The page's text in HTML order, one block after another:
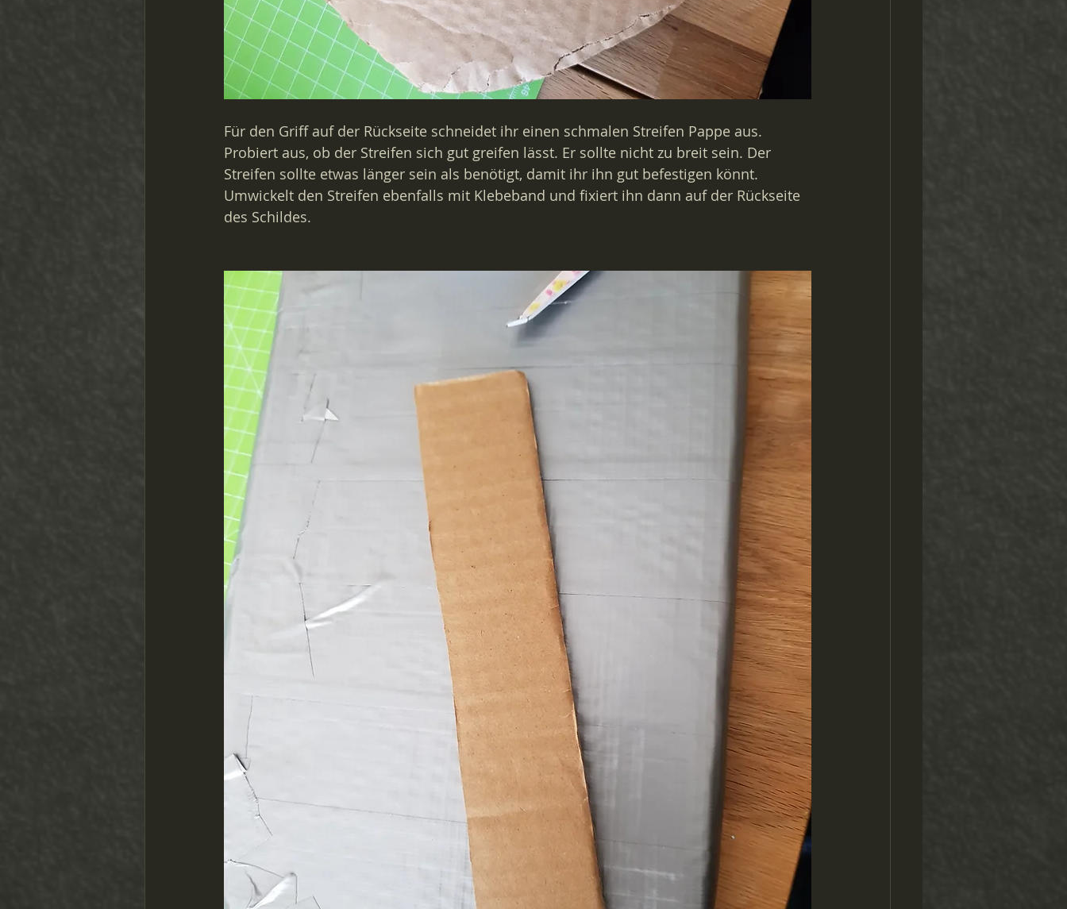
Für den Griff auf der Rückseite schneidet ihr einen schmalen Streifen Pappe aus.
Probiert aus, ob der Streifen sich gut greifen lässt. Er sollte nicht zu breit sein. Der
Streifen sollte etwas länger sein als benötigt, damit ihr ihn gut befestigen könnt.
Umwickelt den Streifen ebenfalls mit Klebeband und fixiert ihn dann auf der Rückseite
des Schildes.